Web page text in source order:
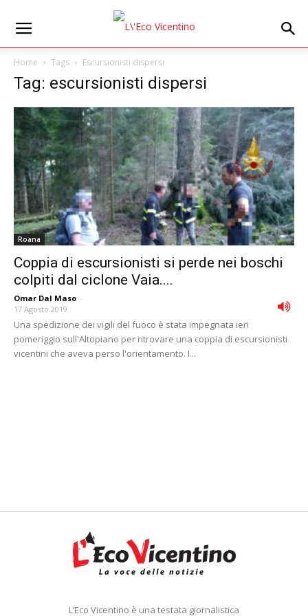
Home Tags Escursionisti dispersi
Tag: escursionisti dispersi
Roana
Coppia di escursionisti si perde nei boschi
colpiti dal ciclone Vaia....
Omar Dal Maso -
17 Agosto 2019
Una spedizione dei vigili del fuoco è stata impegnata ieri
pomeriggio sull'Altopiano per ritrovare una coppia di escursionisti
vicentini che aveva perso l'orientamento. I...
L’Eco Vicentino è una testata giornalistica